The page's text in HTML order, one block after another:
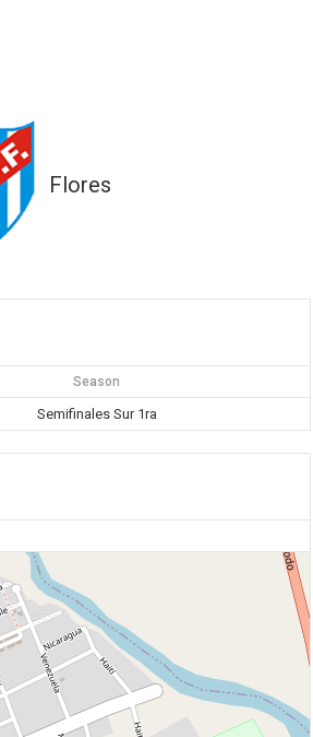
Flores
Season
Semifinales Sur 1ra